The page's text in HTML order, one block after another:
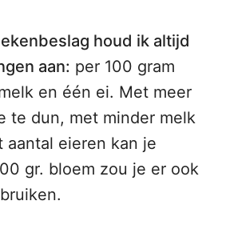
houd ik altijd
aan: per 100 gram
en één ei. Met meer
te dun, met minder melk
aantal eieren kan je
gr. bloem zou je er ook